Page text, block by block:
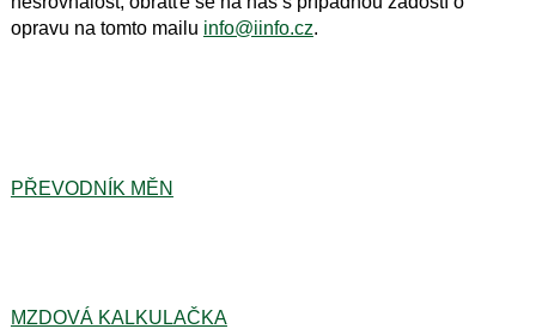
opravu na tomto mailu info@iinfo.cz.
PŘEVODNÍK MĚN
MZDOVÁ KALKULAČKA